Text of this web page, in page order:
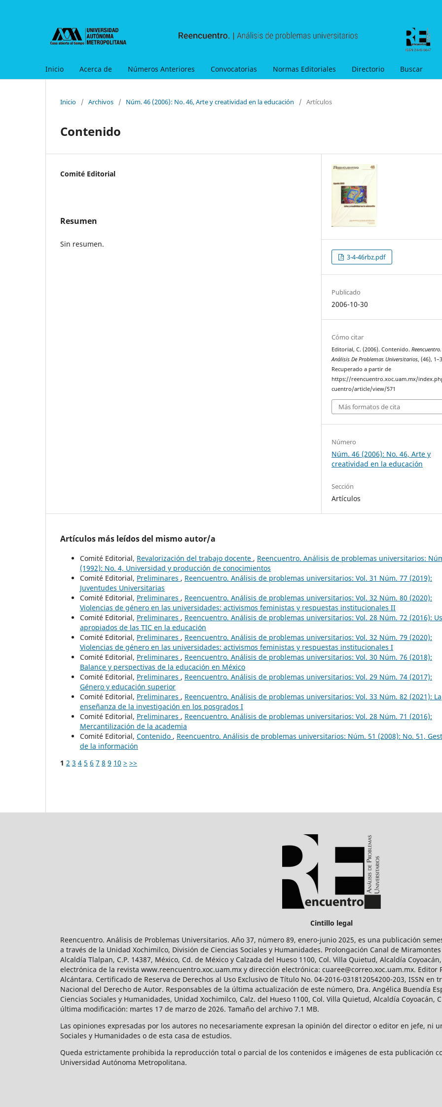
Inicio Acerca de Números Anteriores Convocatorias Normas Editoriales Directorio Buscar
Inicio / Archivos / Núm. 46 (2006): No. 46, Arte y creatividad en la educación / Artículos
Contenido
Comité Editorial
Resumen
Sin resumen.
3-4-46rbz.pdf
Publicado
2006-10-30
Cómo citar
Editorial, C. (2006). Contenido.Reencuentro.
Análisis De Problemas Universitarios, (46),
Recuperado a partir de
https://reencuentro.xoc.uam.mx/
cuentro/article/view/571
Más formatos de cita
Número
Núm. 46 (2006): No. 46, Arte y
creatividad en la educación
Sección
Artículos
Artículos más leídos del mismo autor/a
Comité Editorial, Revalorización del trabajo docente , Reencuentro. Análisis de problemas universitarios:
(1992): No. 4, Universidad y producción de conocimientos
Comité Editorial, Preliminares , Reencuentro. Análisis de problemas universitarios: Vol. 31 Núm. 77 (2019):
Juventudes Universitarias
Comité Editorial, Preliminares , Reencuentro. Análisis de problemas universitarios: Vol. 32 Núm. 80 (2020):
Violencias de género en las universidades: activismos feministas y respuestas institucionales II
Comité Editorial, Preliminares , Reencuentro. Análisis de problemas universitarios: Vol. 28 Núm. 72 (2016):
apropiados de las TIC en la educación
Comité Editorial, Preliminares , Reencuentro. Análisis de problemas universitarios: Vol. 32 Núm. 79 (2020):
Violencias de género en las universidades: activismos feministas y respuestas institucionales I
Comité Editorial, Preliminares , Reencuentro. Análisis de problemas universitarios: Vol. 30 Núm. 76 (2018):
Balance y perspectivas de la educación en México
Comité Editorial, Preliminares , Reencuentro. Análisis de problemas universitarios: Vol. 29 Núm. 74 (2017):
Género y educación superior
Comité Editorial, Preliminares , Reencuentro. Análisis de problemas universitarios: Vol. 33 Núm. 82 (2021): La
enseñanza de la investigación en los posgrados I
Comité Editorial, Preliminares , Reencuentro. Análisis de problemas universitarios: Vol. 28 Núm. 71 (2016):
Mercantilización de la academia
Comité Editorial, Contenido , Reencuentro. Análisis de problemas universitarios: Núm. 51 (2008): No. 51,
de la información
1 2 3 4 5 6 7 8 9 10 > >>
Cintillo legal
Reencuentro. Análisis de Problemas Universitarios. Año 37, número 89, enero-junio 2025, es una publicación
a través de la Unidad Xochimilco, División de Ciencias Sociales y Humanidades. Prolongación Canal de Miramontes
Alcaldía Tlalpan, C.P. 14387, México, Cd. de México y Calzada del Hueso 1100, Col. Villa Quietud, Alcaldía
electrónica de la revista www.reencuentro.xoc.uam.mx y dirección electrónica: cuaree@correo.xoc.uam.mx. Editor
Alcántara. Certificado de Reserva de Derechos al Uso Exclusivo de Título No. 04-2016-031812054200-203, ISSN
Nacional del Derecho de Autor. Responsables de la última actualización de este número, Dra. Angélica Buendía
Ciencias Sociales y Humanidades, Unidad Xochimilco, Calz. del Hueso 1100, Col. Villa Quietud, Alcaldía Coyoacán,
última modificación: martes 17 de marzo de 2026. Tamaño del archivo 7.1 MB.
Las opiniones expresadas por los autores no necesariamente expresan la opinión del director o editor en jefe, ni
Sociales y Humanidades o de esta casa de estudios.
Queda estrictamente prohibida la reproducción total o parcial de los contenidos e imágenes de esta publicación
Universidad Autónoma Metropolitana.